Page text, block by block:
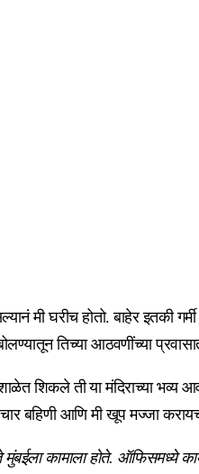
मी घरीच होतो. बाहेर इतकी
तिच्या आठवणींच्या
शिकले ती या मंदिराच्या
बहिणी आणि मी खूप मज्जा
मुंबईला कामाला होते. ऑफिसमध्ये